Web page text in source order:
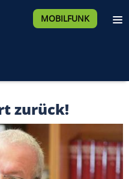
MOBILFUNK
zurück!